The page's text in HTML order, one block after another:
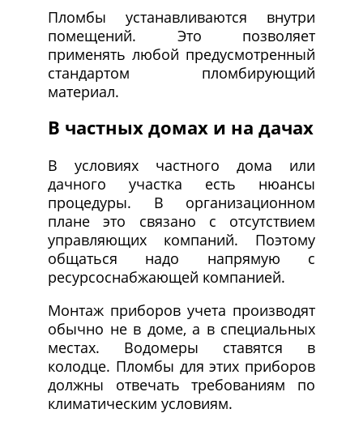
Пломбы устанавливаются внутри
помещений. Это позволяет
применять любой предусмотренный
стандартом пломбирующий
материал.
В частных домах и на дачах
В условиях частного дома или
дачного участка есть нюансы
процедуры. В организационном
плане это связано с отсутствием
управляющих компаний. Поэтому
общаться надо напрямую с
ресурсоснабжающей компанией.
Монтаж приборов учета производят
обычно не в доме, а в специальных
местах. Водомеры ставятся в
колодце. Пломбы для этих приборов
должны отвечать требованиям по
климатическим условиям.